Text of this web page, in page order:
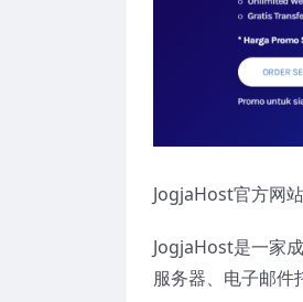
JogjaHost官方网
JogjaHost是一家
服务器、电子邮件